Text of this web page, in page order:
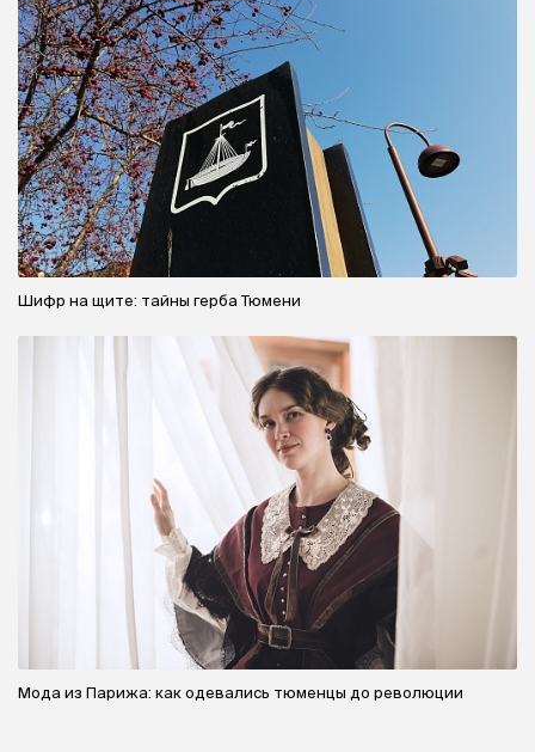
Шифр на щите: тайны герба Тюмени
Мода из Парижа: как одевались тюменцы до революции